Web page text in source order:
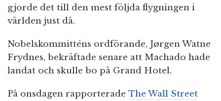
gjorde det till den mest följda flygningen i
världen just då.
Nobelskommitténs ordförande, Jørgen Watne
Frydnes, bekräftade senare att Machado hade
landat och skulle bo på Grand Hotel.
På onsdagen rapporterade The Wall Street